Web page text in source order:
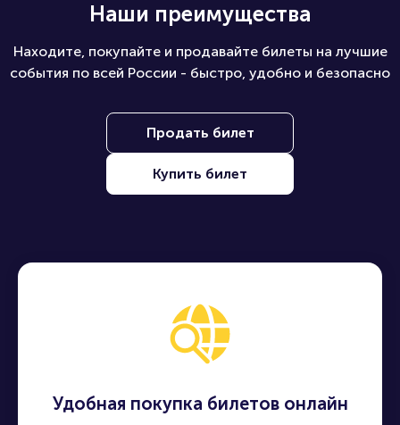
Наши преимущества
Находите, покупайте и продавайте билеты на лучшие
события по всей России - быстро, удобно и безопасно
Продать билет
Купить билет
Удобная покупка билетов онлайн